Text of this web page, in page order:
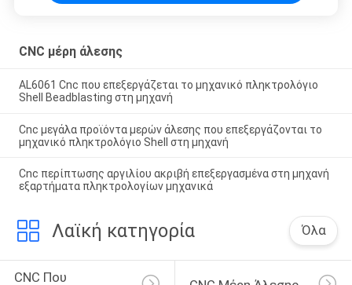
CNC μέρη άλεσης
AL6061 Cnc που επεξεργάζεται το μηχανικό πληκτρολόγιο
Shell Beadblasting στη μηχανή
Cnc μεγάλα προϊόντα μερών άλεσης που επεξεργάζονται το
μηχανικό πληκτρολόγιο Shell στη μηχανή
Cnc περίπτωσης αργιλίου ακριβή επεξεργασμένα στη μηχανή
εξαρτήματα πληκτρολογίων μηχανικά
Λαϊκή κατηγορία Όλα
CNC Που